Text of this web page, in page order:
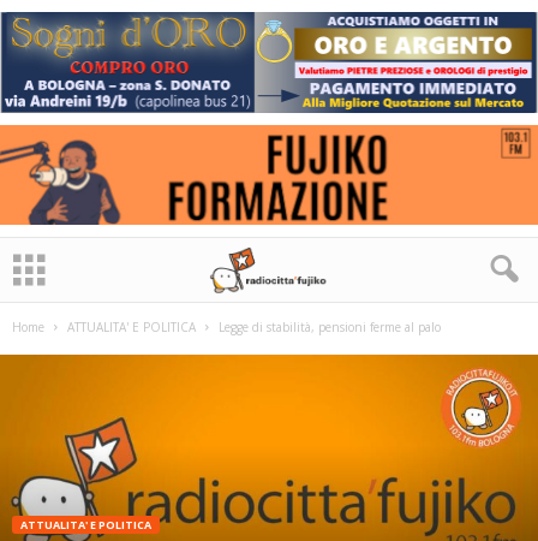
Home ATTUALITA' E POLITICA Legge di stabilità, pensioni ferme al palo
ATTUALITA' E POLITICA